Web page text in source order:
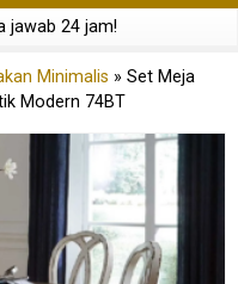
jawab 24 jam!
Minimalis » Set Meja
Modern 74BT